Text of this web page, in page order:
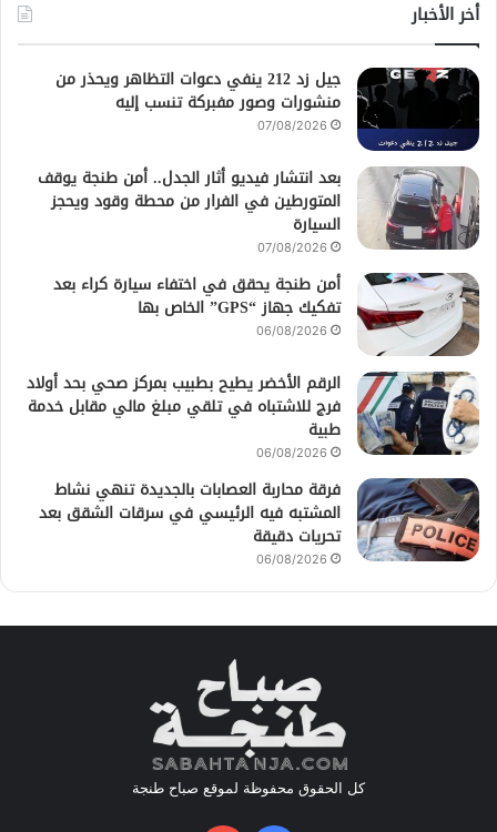
أخر الأخبار
جيل زد 212 ينفي دعوات التظاهر ويحذر من
منشورات وصور مفبركة تنسب إليه
07/08/2026
بعد انتشار فيديو أثار الجدل.. أمن طنجة يوقف
المتورطين في الفرار من محطة وقود ويحجز
السيارة
07/08/2026
أمن طنجة يحقق في اختفاء سيارة كراء بعد
تفكيك جهاز “GPS” الخاص بها
06/08/2026
الرقم الأخضر يطيح بطبيب بمركز صحي بحد أولاد
فرج للاشتباه في تلقي مبلغ مالي مقابل خدمة
طبية
06/08/2026
فرقة محاربة العصابات بالجديدة تنهي نشاط
المشتبه فيه الرئيسي في سرقات الشقق بعد
تحريات دقيقة
06/08/2026
كل الحقوق محفوظة لموقع صباح طنجة